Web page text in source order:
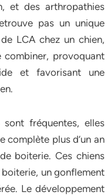
et des arthropathies
pas un unique
LCA chez un chien,
combiner, provoquant
et favorisant une
fréquentes, elles
complète plus d’un an
boiterie. Ces chiens
un gonflement
Le développement